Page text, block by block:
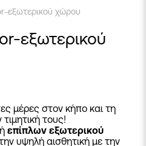
εξωτερικού χώρου
εξωτερικού
μέρες στον κήπο και τη
τους!
επίπλων εξωτερικού
υψηλή αισθητική με την